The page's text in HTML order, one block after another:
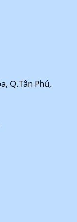
Q.Tân Phú,